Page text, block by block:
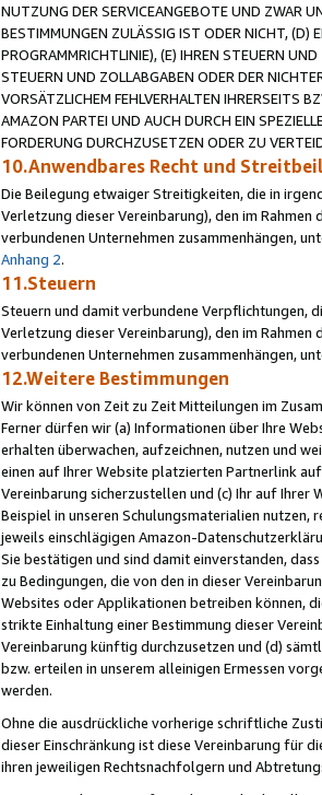
NUTZUNG DER SERVICEANGEBOTE UND ZWAR
BESTIMMUNGEN ZULÄSSIG IST ODER NICHT, (D)
PROGRAMMRICHTLINIE), (E) IHREN STEUERN
STEUERN UND ZOLLABGABEN ODER DER
VORSÄTZLICHEM FEHLVERHALTEN IHRERSEITS
AMAZON PARTEI UND AUCH DURCH EIN
FORDERUNG DURCHZUSETZEN ODER ZU
10.Anwendbares Recht und
Die Beilegung etwaiger Streitigkeiten, die in
Verletzung dieser Vereinbarung), den im
verbundenen Unternehmen zusammenhängen,
Anhang 2.
11.Steuern
Steuern und damit verbundene Verpflichtungen,
Verletzung dieser Vereinbarung), den im
verbundenen Unternehmen zusammenhängen,
12.Weitere Bestimmungen
Wir können von Zeit zu Zeit Mitteilungen im
Ferner dürfen wir (a) Informationen über Ihre
erhalten überwachen, aufzeichnen, nutzen und
einen auf Ihrer Website platzierten Partnerlink
Vereinbarung sicherzustellen und (c) Ihr auf
Beispiel in unseren Schulungsmaterialien
jeweils einschlägigen Amazon-
Sie bestätigen und sind damit einverstanden,
zu Bedingungen, die von den in dieser
Websites oder Applikationen betreiben können,
strikte Einhaltung einer Bestimmung dieser
Vereinbarung künftig durchzusetzen und (d)
bzw. erteilen in unserem alleinigen Ermessen
werden.
Ohne die ausdrückliche vorherige schriftliche
dieser Einschränkung ist diese Vereinbarung für
ihren jeweiligen Rechtsnachfolgern und